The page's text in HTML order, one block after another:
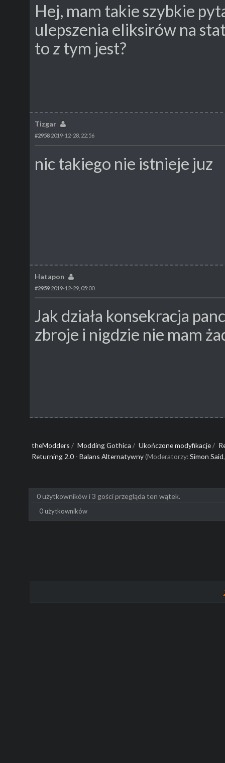
Hej, mam takie szybkie
ulepszenia eliksirów na
to z tym jest?
Tizgar
#2958 2019-12-28, 22:56
nic takiego nie istnieje juz
Hatapon
#2959 2019-12-29, 05:00
Jak działa konsekracja
zbroje i nigdzie nie mam
theModders / Modding Gothica / Ukończone modyfikacje/
Returning 2.0 - Balans Alternatywny(Moderatorzy:Simon Said
0 użytkowników i 3 gości przegląda ten wątek.
0 użytkowników